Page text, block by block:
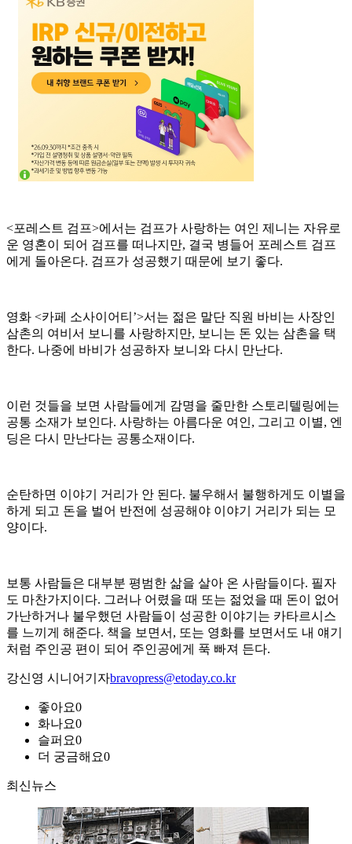
<포레스트 검프>에서는 검프가 사랑하는 여인 제니는 자유로
운 영혼이 되어 검프를 떠나지만, 결국 병들어 포레스트 검프
에게 돌아온다. 검프가 성공했기 때문에 보기 좋다.
영화 <카페 소사이어티’>서는 젊은 말단 직원 바비는 사장인
삼촌의 여비서 보니를 사랑하지만, 보니는 돈 있는 삼촌을 택
한다. 나중에 바비가 성공하자 보니와 다시 만난다.
이런 것들을 보면 사람들에게 감명을 줄만한 스토리텔링에는
공통 소재가 보인다. 사랑하는 아름다운 여인, 그리고 이별, 엔
딩은 다시 만난다는 공통소재이다.
순탄하면 이야기 거리가 안 된다. 불우해서 불행하게도 이별을
하게 되고 돈을 벌어 반전에 성공해야 이야기 거리가 되는 모
양이다.
보통 사람들은 대부분 평범한 삶을 살아 온 사람들이다. 필자
도 마찬가지이다. 그러나 어렸을 때 또는 젊었을 때 돈이 없어
가난하거나 불우했던 사람들이 성공한 이야기는 카타르시스
를 느끼게 해준다. 책을 보면서, 또는 영화를 보면서도 내 얘기
처럼 주인공 편이 되어 주인공에게 푹 빠져 든다.
강신영 시니어기자bravopress@etoday.co.kr
좋아요0
화나요0
슬퍼요0
더 궁금해요0
최신뉴스